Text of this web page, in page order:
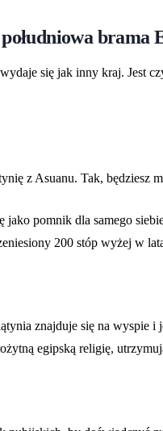
brama
się jak inny kraj. Jest
z Asuanu. Tak, będziesz
jako pomnik dla samego
200 stóp wyżej w
znajduje się na wyspie i
egipską religię,